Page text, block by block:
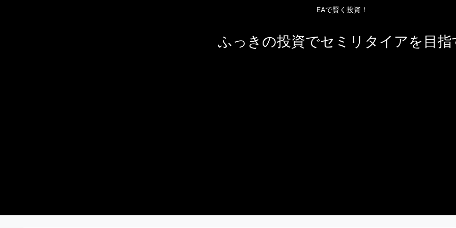
EAで賢く投資！
ふっきの投資でセミリタイアを目指